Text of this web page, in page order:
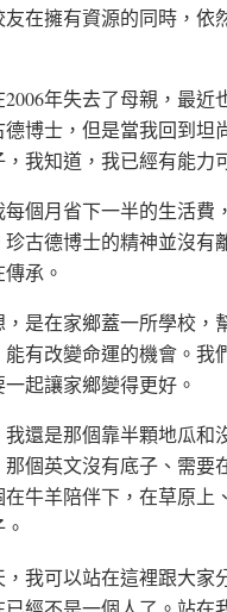
友在擁有資源的同時，依
2006年失去了母親，最近
德博士，但是當我回到坦
我知道，我已經有能力
每個月省下一半的生活費
珍古德博士的精神並沒有
承。
，是在家鄉蓋一所學校，
能有改變命運的機會。我
起讓家鄉變得更好。
我還是那個靠半顆地瓜和
那個英文沒有底子、需要
在牛羊陪伴下，在草原上
，我可以站在這裡跟大家